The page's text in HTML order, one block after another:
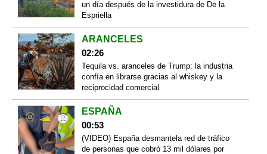
un día después de la investidura de De la
Espriella
ARANCELES
02:26
Tequila vs. aranceles de Trump: la industria
confía en librarse gracias al whiskey y la
reciprocidad comercial
ESPAÑA
00:53
(VIDEO) España desmantela red de tráfico
de personas que cobró 13 mil dólares por